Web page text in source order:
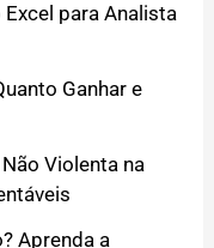
para Analista
Ganhar e
Violenta na
Aprenda a